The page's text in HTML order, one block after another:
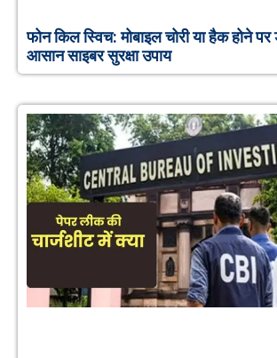
फोन किल स्विच: मोबाइल चोरी या हैक होने पर
आसान साइबर सुरक्षा उपाय